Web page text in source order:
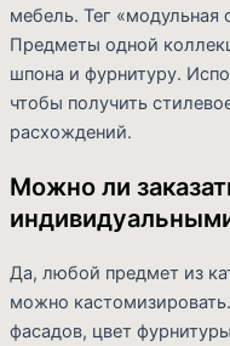
мебель. Тег «модульная
Предметы одной
шпона и фурнитуру.
чтобы получить
расхождений.
Можно ли
Да, любой предмет из
можно
фасадов, цвет